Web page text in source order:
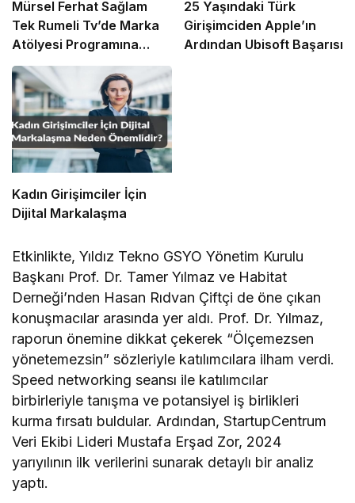
Mürsel Ferhat Sağlam
Tek Rumeli Tv’de Marka
Atölyesi Programına
Konuk Oldu
25 Yaşındaki Türk
Girişimciden Apple’ın
Ardından Ubisoft Başarısı
Kadın Girişimciler İçin
Dijital Markalaşma
Etkinlikte, Yıldız Tekno GSYO Yönetim Kurulu
Başkanı Prof. Dr. Tamer Yılmaz ve Habitat
Derneği’nden Hasan Rıdvan Çiftçi de öne çıkan
konuşmacılar arasında yer aldı. Prof. Dr. Yılmaz,
raporun önemine dikkat çekerek “Ölçemezsen
yönetemezsin” sözleriyle katılımcılara ilham verdi.
Speed networking seansı ile katılımcılar
birbirleriyle tanışma ve potansiyel iş birlikleri
kurma fırsatı buldular. Ardından, StartupCentrum
Veri Ekibi Lideri Mustafa Erşad Zor, 2024
yarıyılının ilk verilerini sunarak detaylı bir analiz
yaptı.